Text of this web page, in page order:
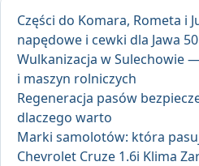
Części do Komara, Rometa i
napędowe i cewki dla Jawa 50
Wulkanizacja w Sulechowie
i maszyn rolniczych
Regeneracja pasów
dlaczego warto
Marki samolotów: która
Chevrolet Cruze 1.6i Klima